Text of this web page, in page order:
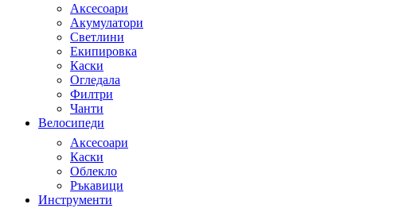
Аксесоари
Акумулатори
Светлини
Екипировка
Каски
Огледала
Филтри
Чанти
Велосипеди
Аксесоари
Каски
Облекло
Ръкавици
Инструменти